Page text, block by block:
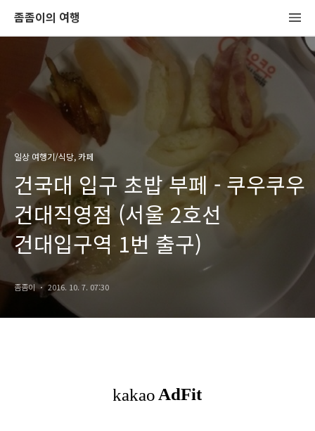
좀좀이의 여행
일상 여행기/식당, 카페
건국대 입구 초밥 부페 - 쿠우쿠우
건대직영점 (서울 2호선
건대입구역 1번 출구)
좀좀이 2016. 10. 7. 07:30